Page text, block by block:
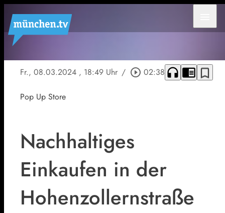
Fr., 08.03.2024 , 18:49 Uhr / play_circle_outline 02:38 headphones chrome_reader_mode bookmark_border
Pop Up Store
Nachhaltiges
Einkaufen in der
Hohenzollernstraße